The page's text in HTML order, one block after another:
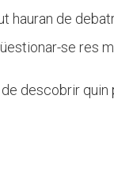
de
se res
descobrir